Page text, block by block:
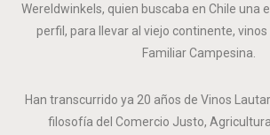
Wereldwinkels, quien buscaba en Chile una
perfil, para llevar al viejo continente,
Familiar Campesina.
Han transcurrido ya 20 años de Vinos
filosofía del Comercio Justo,